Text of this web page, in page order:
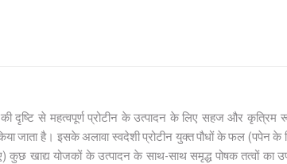
की दृष्टि से महत्वपूर्ण प्रोटीन के उत्पादन के लिए सहज और
जाता है। इसके अलावा स्वदेशी प्रोटीन युक्त पौधों के फल
खाद्य योजकों के उत्पादन के साथ-साथ समृद्ध पोषक तत्वों का